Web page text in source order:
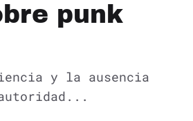
punk
y la ausencia